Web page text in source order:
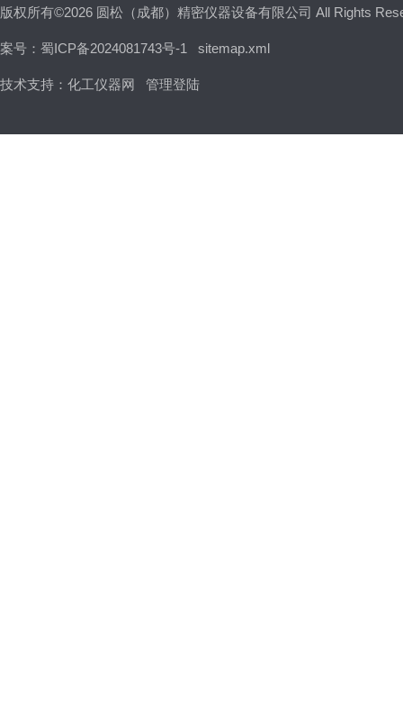
版权所有©2026 圆松（成都）精密仪器设备有限公司 All Rights
案号：蜀ICP备2024081743号-1 sitemap.xml
技术支持： 化工仪器网 管理登陆